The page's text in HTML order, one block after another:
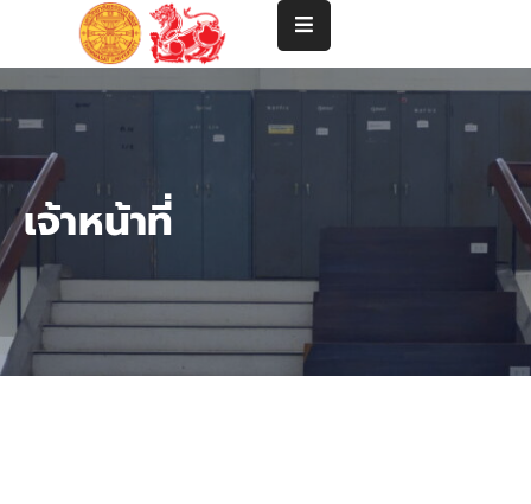
คณะ
ปริญญา
ตรี
ปริญญา
โท-
เอก
คณาจารย์
เจ้าหน้าที่